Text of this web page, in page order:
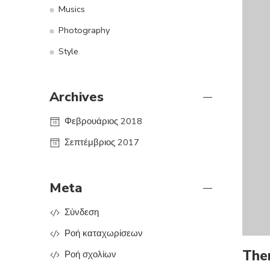
Musics
Photography
Style
Archives
Φεβρουάριος 2018
Σεπτέμβριος 2017
Meta
Σύνδεση
Ροή καταχωρίσεων
Ροή σχολίων